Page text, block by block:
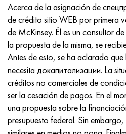
Acerca de la asignación de
de crédito sitio WEB por primera
de McKinsey. Él es un consultor
la propuesta de la misma, se
Antes de esto, se ha aclarado
necesita докапитализации. La
créditos no comerciales de
ser la cesación de pagos. En el
una propuesta sobre la
presupuesto federal. Sin
Maraging 300
Maraging 350
MP35N
MP159
multimetro n155
50NHS
Aleación 52N
52K12F
56DGNH
68NKhVKTYu
KhN68VKTYU
KhN68VMTYUK-vd
KhN70VMTYu
HN73MBTYu
XN70YU
A LAS 3
3M
TL3
5B
TL5
1.4545 - 15-5Ph®
1.4548 - 17-4Ph®
1.4550 - AISI 347
1.4567 - AISI 304Cu
1.4570-aisi303Cu
15х12vnmf
15Х12Н2MVFAB
15X16K5N2MVFAB
15X16H2AM
18X11MNFB
C65100, CuSi1.5
Bronce estaño-plomo
c92200, CuSn6Zn4Pb2
20XH3A, AISI 4320, 20hn3a
20HM, 24CrMo5, 20hm
25KhGM, 20CrMo5, 1.7264
30X, AISI 5130, 30h
30hgs, 30hgs
Acero carbono
10,1.1645, C105W1
11G12, 110G13L, X120Mn12